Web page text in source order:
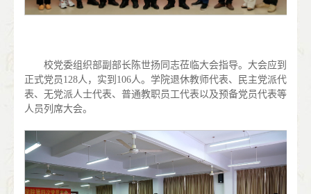
校党委组织部副部长陈世扬同志莅临大会指导。大会应到
正式党员128人，实到106人。学院退休教师代表、民主党派代
表、无党派人士代表、普通教职员工代表以及预备党员代表等
人员列席大会。